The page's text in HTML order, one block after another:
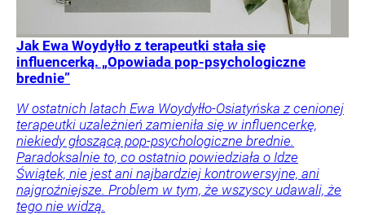
Jak Ewa Woydyłło z terapeutki stała się
influencerką. „Opowiada pop-psychologiczne
brednie”
W ostatnich latach Ewa Woydyłło-Osiatyńska z cenionej
terapeutki uzależnień zamieniła się w influencerkę,
niekiedy głoszącą pop-psychologiczne brednie.
Paradoksalnie to, co ostatnio powiedziała o Idze
Świątek, nie jest ani najbardziej kontrowersyjne, ani
najgroźniejsze. Problem w tym, że wszyscy udawali, że
tego nie widzą.